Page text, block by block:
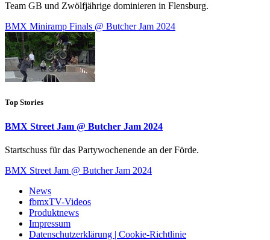
Team GB und Zwölfjährige dominieren in Flensburg.
BMX Miniramp Finals @ Butcher Jam 2024
Top Stories
BMX Street Jam @ Butcher Jam 2024
Startschuss für das Partywochenende an der Förde.
BMX Street Jam @ Butcher Jam 2024
News
fbmxTV-Videos
Produktnews
Impressum
Datenschutzerklärung | Cookie-Richtlinie